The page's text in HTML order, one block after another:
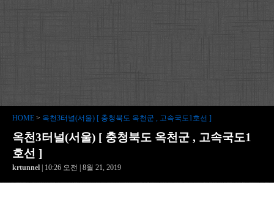
HOME > 옥천3터널(서울) [ 충청북도 옥천군 , 고속국도1호선 ]
옥천3터널(서울) [ 충청북도 옥천군 , 고속국도1
호선 ]
krtunnel | 10:26 오전 | 8월 21, 2019